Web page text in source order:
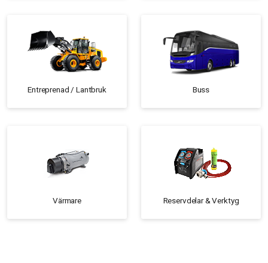
Entreprenad / Lantbruk Buss
Värmare Reservdelar & Verktyg